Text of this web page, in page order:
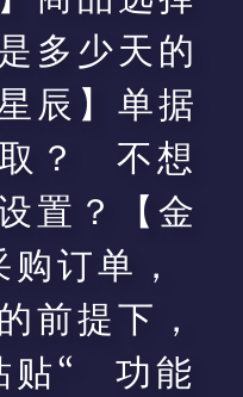
多少天的
辰】单据
？ 不想
置？【金
订单，
前提下，
贴“ 功能